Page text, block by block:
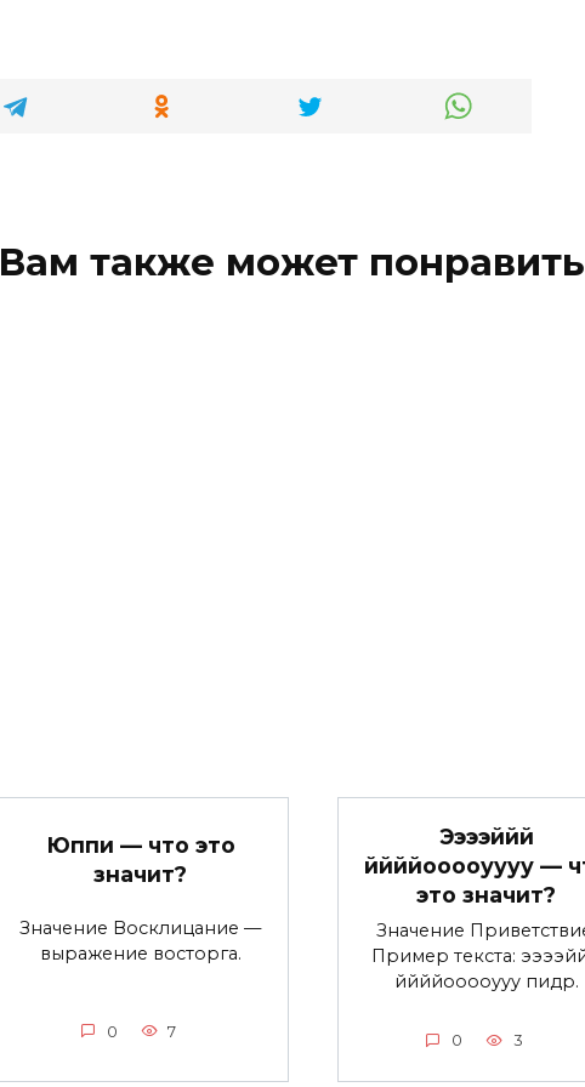
Вам также может
Юппи — что это
значит?
Значение Восклицание —
выражение восторга.
0 7
Ээээййй
ййййооооуууу —
это значит?
Значение
Пример текста:
ййййооооууу пидр.
0 3